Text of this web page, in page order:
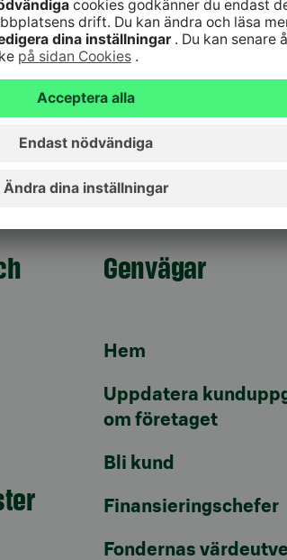
(på svenska)(
Genvägar
Hem
Uppdatera
om företaget
Bli kund
Finansieringschefer
Fondernas